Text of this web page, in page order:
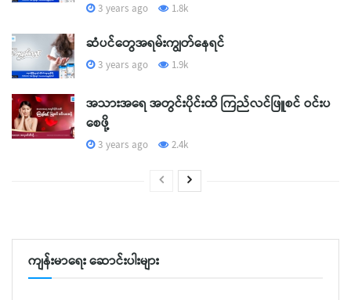
3 years ago 1.8k
ဆံပင်တွေအရမ်းကျွတ်နေရင်
3 years ago 1.9k
အသားအရေ အတွင်းပိုင်းထိ ကြည်လင်ဖြူစင် ဝင်းပ
စေဖို့
3 years ago 2.4k
ကျန်းမာရေး ဆောင်းပါးများ